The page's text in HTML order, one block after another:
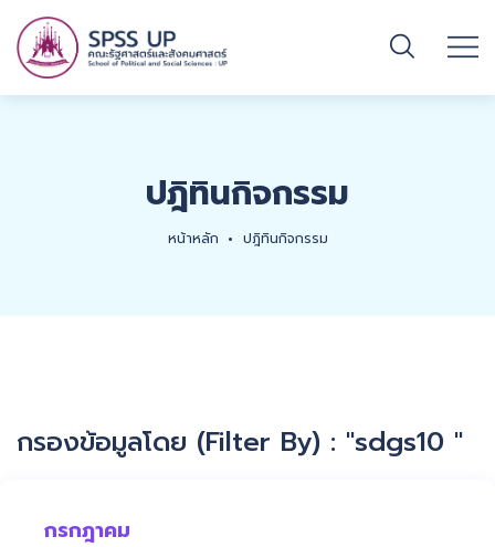
ปฎิทินกิจกรรม
หน้าหลัก ปฎิทินกิจกรรม
กรองข้อมูลโดย (Filter By) : "sdgs10 "
กรกฎาคม